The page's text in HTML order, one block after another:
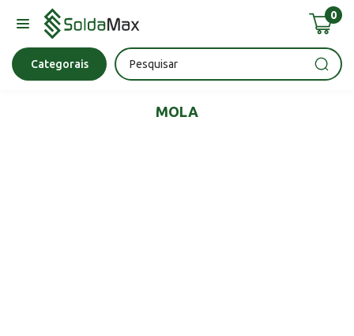
0
Categorais
Bateria Chave Impacto Esmerilhadeira
MOLA